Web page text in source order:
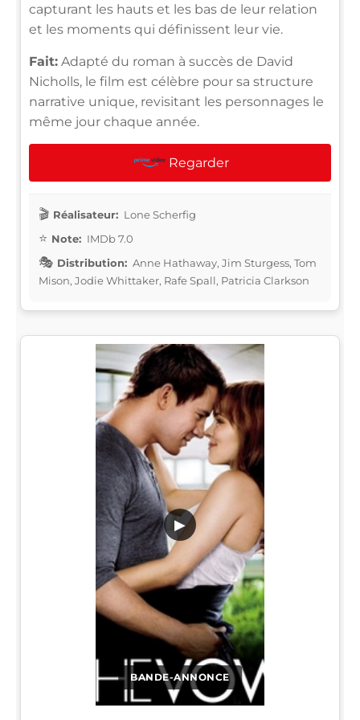
capturant les hauts et les bas de leur relation
et les moments qui définissent leur vie.
Fait: Adapté du roman à succès de David
Nicholls, le film est célèbre pour sa structure
narrative unique, revisitant les personnages le
même jour chaque année.
Regarder
Réalisateur: Lone Scherfig
Note: IMDb 7.0
Distribution: Anne Hathaway, Jim Sturgess, Tom
Mison, Jodie Whittaker, Rafe Spall, Patricia Clarkson
BANDE-ANNONCE
▶